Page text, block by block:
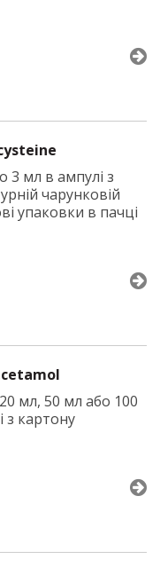
3 мл в ампулі з
чарунковій
упаковки в пачці
мл, 50 мл або 100
з картону